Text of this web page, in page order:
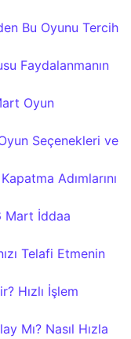
Bu Oyunu Tercih
Faydalanmanın
Oyun
Seçenekleri ve
Adımlarını
Mart İddaa
Telafi Etmenin
Hızlı İşlem
Mı? Nasıl Hızla